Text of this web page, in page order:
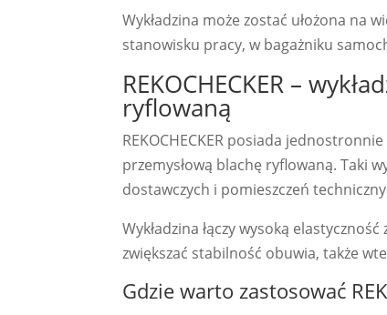
Wykładzina może zostać ułożona na
stanowisku pracy, w bagażniku
REKOCHECKER –
ryflowaną
REKOCHECKER posiada
przemysłową blachę ryflowaną. Taki
dostawczych i pomieszczeń
Wykładzina łączy wysoką
zwiększać stabilność obuwia, także
Gdzie warto zastosować